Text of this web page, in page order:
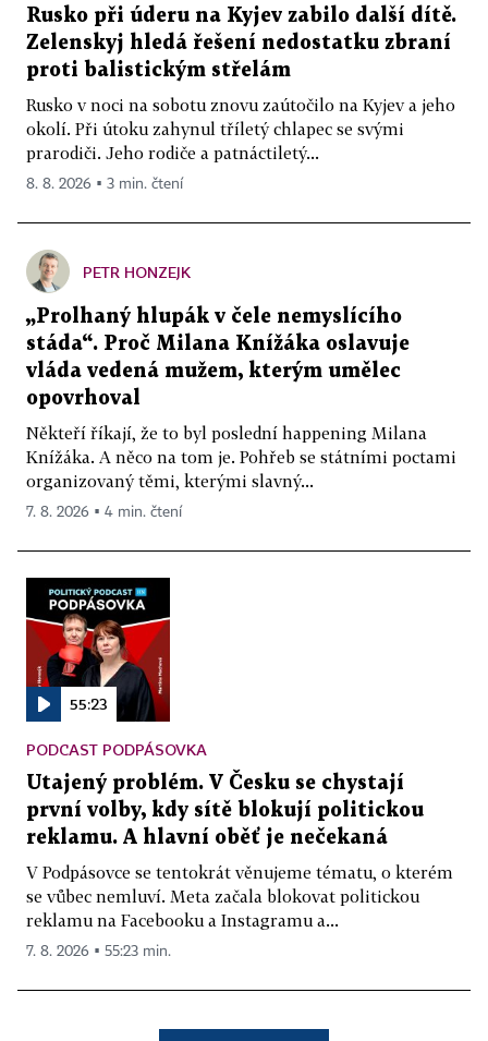
Rusko při úderu na Kyjev zabilo další dítě.
Zelenskyj hledá řešení nedostatku zbraní
proti balistickým střelám
Rusko v noci na sobotu znovu zaútočilo na Kyjev a jeho
okolí. Při útoku zahynul tříletý chlapec se svými
prarodiči. Jeho rodiče a patnáctiletý...
8. 8. 2026 ▪ 3 min. čtení
PETR HONZEJK
„Prolhaný hlupák v čele nemyslícího
stáda“. Proč Milana Knížáka oslavuje
vláda vedená mužem, kterým umělec
opovrhoval
Někteří říkají, že to byl poslední happening Milana
Knížáka. A něco na tom je. Pohřeb se státními poctami
organizovaný těmi, kterými slavný...
7. 8. 2026 ▪ 4 min. čtení
55:23
PODCAST PODPÁSOVKA
Utajený problém. V Česku se chystají
první volby, kdy sítě blokují politickou
reklamu. A hlavní oběť je nečekaná
V Podpásovce se tentokrát věnujeme tématu, o kterém
se vůbec nemluví. Meta začala blokovat politickou
reklamu na Facebooku a Instagramu a...
7. 8. 2026 ▪ 55:23 min.